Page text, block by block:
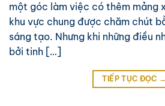
một góc làm việc có thêm mảng
khu vực chung được chăm chút
sáng tạo. Nhưng khi những điều
bởi tinh […]
TIẾP TỤC ĐỌC →